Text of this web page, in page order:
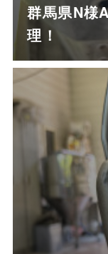
群馬県N様
理！